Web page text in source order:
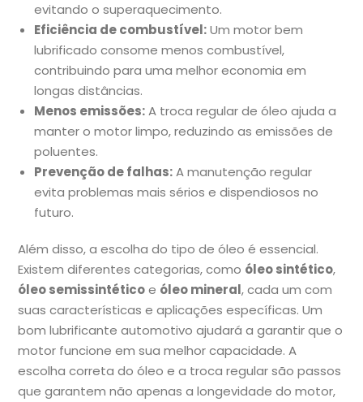
evitando o superaquecimento.
Eficiência de combustível:Um motor bem
lubrificado consome menos combustível,
contribuindo para uma melhor economia em
longas distâncias.
Menos emissões:A troca regular de óleo ajuda a
manter o motor limpo, reduzindo as emissões de
poluentes.
Prevenção de falhas:A manutenção regular
evita problemas mais sérios e dispendiosos no
futuro.
Além disso, a escolha do tipo de óleo é essencial.
Existem diferentes categorias, como óleo sintético,
óleo semissintéticoe óleo mineral, cada um com
suas características e aplicações específicas. Um
bom lubrificante automotivo ajudará a garantir que o
motor funcione em sua melhor capacidade. A
escolha correta do óleo e a troca regular são passos
que garantem não apenas a longevidade do motor,